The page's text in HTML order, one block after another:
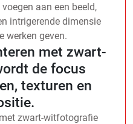
aan een beeld,
intrigerende dimensie
werken geven.
met zwart-
de focus
texturen en
zwart-witfotografie